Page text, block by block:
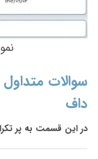
سوالات متداول
داف
در این قسمت به پر